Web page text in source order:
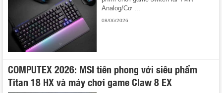
Analog/Cơ ...
08/06/2026
COMPUTEX 2026: MSI tiên phong với siêu phẩm
Titan 18 HX và máy chơi game Claw 8 EX